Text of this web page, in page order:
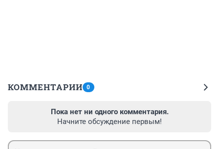
КОММЕНТАРИИ 0
Пока нет ни одного комментария.
Начните обсуждение первым!